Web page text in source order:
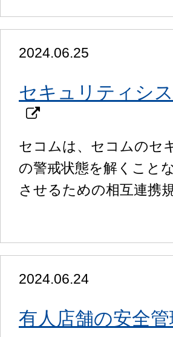
2024.06.25
セキュリティシ
セコムは、セコムのセ
の警戒状態を解くこと
させるための相互連携
2024.06.24
有人店舗の安全